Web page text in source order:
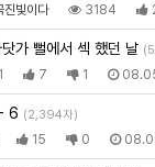
진빛이다 3184
가 뻘에서 섹 했던 날
7 1
6 (2,394자)
15 0